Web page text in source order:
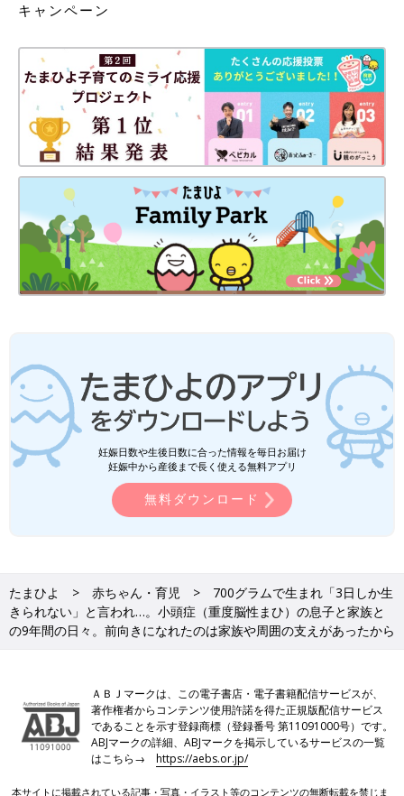
キャンペーン
妊娠日数や生後日数に合った情報を毎日お届け
妊娠中から産後まで長く使える無料アプリ
無料ダウンロード
たまひよ 赤ちゃん・育児
700グラムで生まれ「3日しか生
きられない」と言われ…。小頭症（重度脳性まひ）の息子と家族と
の9年間の日々。前向きになれたのは家族や周囲の支えがあったから
ＡＢＪマークは、この電子書店・電子書籍配信サービスが、
著作権者からコンテンツ使用許諾を得た正規版配信サービス
であることを示す登録商標（登録番号 第11091000号）です。
ABJマークの詳細、ABJマークを掲示しているサービスの一覧
はこちら→https://aebs.or.jp/
本サイトに掲載されている記事・写真・イラスト等のコンテンツの無断転載を禁じま